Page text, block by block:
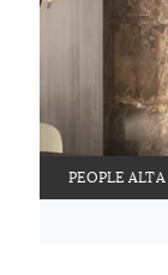
PEOPLE ALTA